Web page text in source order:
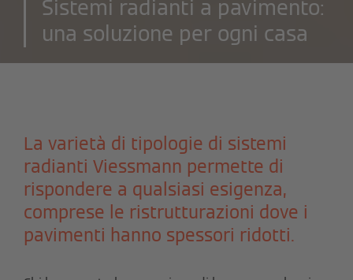
Sistemi radianti a pavimento:
una soluzione per ogni casa
La varietà di tipologie di sistemi
radianti Viessmann permette di
rispondere a qualsiasi esigenza,
comprese le ristrutturazioni dove i
pavimenti hanno spessori ridotti.